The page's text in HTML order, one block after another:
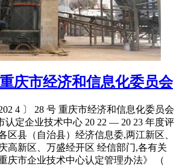
庆市经济和信息化委员会
4 〕 28 号 重庆市经济和信息化委员会
认定企业技术中心 20 22 — 20 23 年度评
区县（自治县）经济信息委,两江新区、
高新区、万盛经开区 经信部门,各有关
庆市企业技术中心认定管理办法》 （